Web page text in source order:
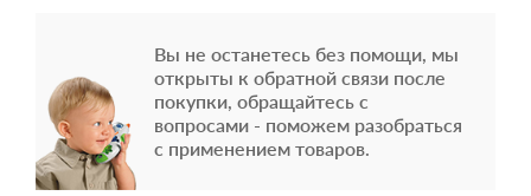
Вы не останетесь без помощи, мы
открыты к обратной связи после
покупки, обращайтесь с
вопросами - поможем разобраться
с применением товаров.